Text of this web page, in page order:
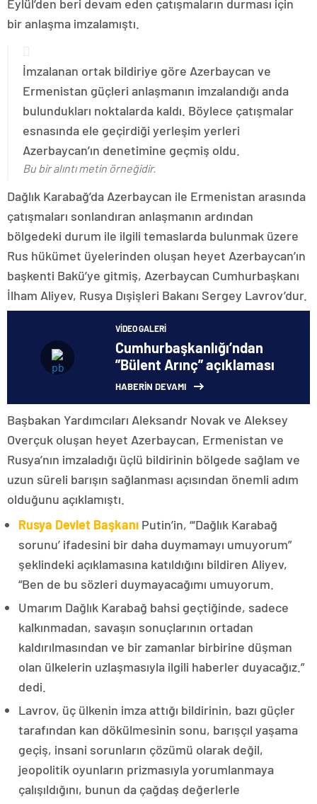
Eylül’den beri devam eden çatışmaların durması için
bir anlaşma imzalamıştı.
İmzalanan ortak bildiriye göre Azerbaycan ve
Ermenistan güçleri anlaşmanın imzalandığı anda
bulundukları noktalarda kaldı. Böylece çatışmalar
esnasında ele geçirdiği yerleşim yerleri
Azerbaycan’ın denetimine geçmiş oldu.
Bu bir alıntı metin örneğidir.
Dağlık Karabağ’da Azerbaycan ile Ermenistan arasında
çatışmaları sonlandıran anlaşmanın ardından
bölgedeki durum ile ilgili temaslarda bulunmak üzere
Rus hükümet üyelerinden oluşan heyet Azerbaycan’ın
başkenti Bakü’ye gitmiş, Azerbaycan Cumhurbaşkanı
İlham Aliyev, Rusya Dışişleri Bakanı Sergey Lavrov’dur.
VIDEO GALERI
Cumhurbaşkanlığı’ndan
”Bülent Arınç” açıklaması
HABERİN DEVAMI
Başbakan Yardımcıları Aleksandr Novak ve Aleksey
Overçuk oluşan heyet Azerbaycan, Ermenistan ve
Rusya’nın imzaladığı üçlü bildirinin bölgede sağlam ve
uzun süreli barışın sağlanması açısından önemli adım
olduğunu açıklamıştı.
Rusya Devlet Başkanı Putin’in, “‘Dağlık Karabağ
sorunu’ ifadesini bir daha duymamayı umuyorum”
şeklindeki açıklamasına katıldığını bildiren Aliyev,
“Ben de bu sözleri duymayacağımı umuyorum.
Umarım Dağlık Karabağ bahsi geçtiğinde, sadece
kalkınmadan, savaşın sonuçlarının ortadan
kaldırılmasından ve bir zamanlar birbirine düşman
olan ülkelerin uzlaşmasıyla ilgili haberler duyacağız.”
dedi.
Lavrov, üç ülkenin imza attığı bildirinin, bazı güçler
tarafından kan dökülmesinin sonu, barışçıl yaşama
geçiş, insani sorunların çözümü olarak değil,
jeopolitik oyunların prizmasıyla yorumlanmaya
çalışıldığını, bunun da çağdaş değerlerle